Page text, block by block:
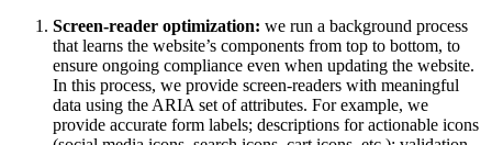
Screen-reader optimization: we run a background process
that learns the website’s components from top to bottom, to
ensure ongoing compliance even when updating the website.
In this process, we provide screen-readers with meaningful
data using the ARIA set of attributes. For example, we
provide accurate form labels; descriptions for actionable icons